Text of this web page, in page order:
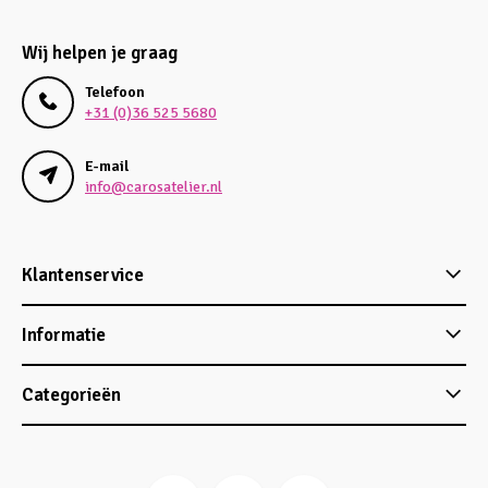
Wij helpen je graag
Telefoon
+31 (0)36 525 5680
E-mail
info@carosatelier.nl
Klantenservice
Informatie
Categorieën